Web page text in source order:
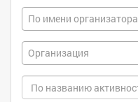
По имени организатора
Организация